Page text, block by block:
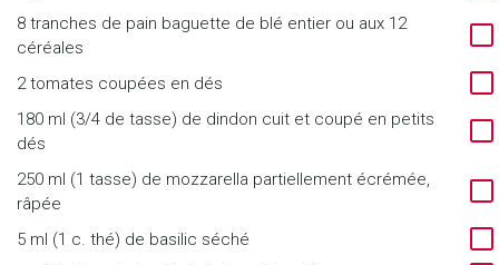
8 tranches de pain baguette de blé entier ou aux 12
céréales
2 tomates coupées en dés
180 ml (3/4 de tasse) de dindon cuit et coupé en petits
dés
250 ml (1 tasse) de mozzarella partiellement écrémée,
râpée
5 ml (1 c. thé) de basilic séché